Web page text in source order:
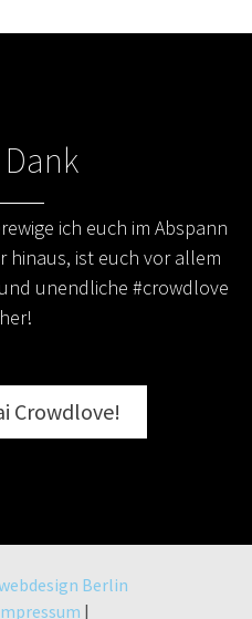
ich euch im Abspann
hinaus, ist euch vor allem
unendliche #crowdlove
Crowdlove!
Berlin
|